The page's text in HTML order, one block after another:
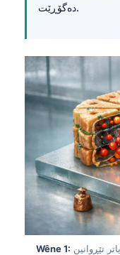
دەگۆڕێت.
Wêne 1: